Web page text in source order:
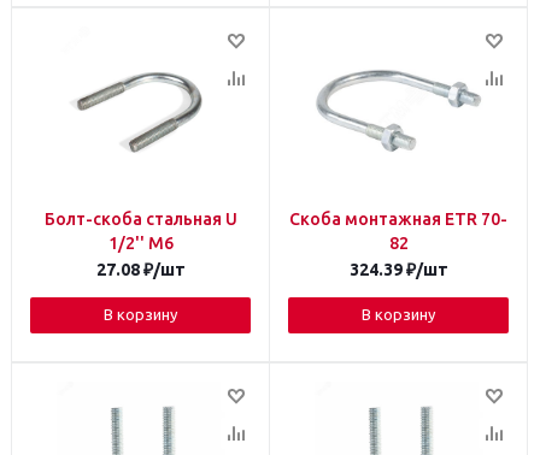
Болт-скоба стальная U
1/2'' М6
27.08₽/шт
В корзину
Скоба монтажная ETR 70-
82
324.39₽/шт
В корзину